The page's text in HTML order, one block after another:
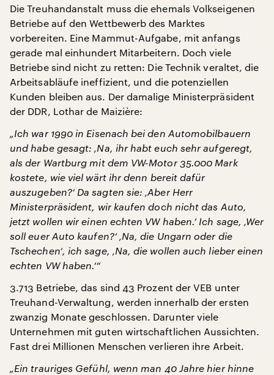
Die Treuhandanstalt muss die ehemals Volkseigenen
Betriebe auf den Wettbewerb des Marktes
vorbereiten. Eine Mammut-Aufgabe, mit anfangs
gerade mal einhundert Mitarbeitern. Doch viele
Betriebe sind nicht zu retten: Die Technik veraltet, die
Arbeitsabläufe ineffizient, und die potenziellen
Kunden bleiben aus. Der damalige Ministerpräsident
der DDR, Lothar de Maizière:
„Ich war 1990 in Eisenach bei den Automobilbauern
und habe gesagt: ‚Na, ihr habt euch sehr aufgeregt,
als der Wartburg mit dem VW-Motor 35.000 Mark
kostete, wie viel wärt ihr denn bereit dafür
auszugeben?‘ Da sagten sie: ‚Aber Herr
Ministerpräsident, wir kaufen doch nicht das Auto,
jetzt wollen wir einen echten VW haben.‘ Ich sage, ‚Wer
soll euer Auto kaufen?‘ ‚Na, die Ungarn oder die
Tschechen‘, ich sage, ‚Na, die wollen auch lieber einen
echten VW haben.‘“
3.713 Betriebe, das sind 43 Prozent der VEB unter
Treuhand-Verwaltung, werden innerhalb der ersten
zwanzig Monate geschlossen. Darunter viele
Unternehmen mit guten wirtschaftlichen Aussichten.
Fast drei Millionen Menschen verlieren ihre Arbeit.
„Ein trauriges Gefühl, wenn man 40 Jahre hier hinne